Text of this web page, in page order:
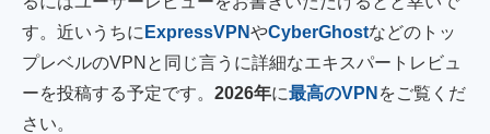
す。近いうちに ExpressVPNやCyberGhostなどのトッ
プレベルのVPNと同じ言うに詳細なエキスパートレビュ
ーを投稿する予定です。 2026年に最高のVPN をご覧くだ
さい。